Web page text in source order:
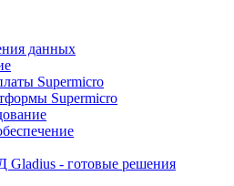
данных
Supermicro
Supermicro
- готовые решения